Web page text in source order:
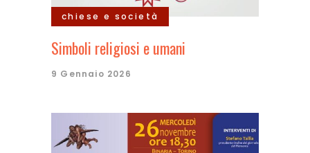
chiese e società
Simboli religiosi e umani
9 Gennaio 2026